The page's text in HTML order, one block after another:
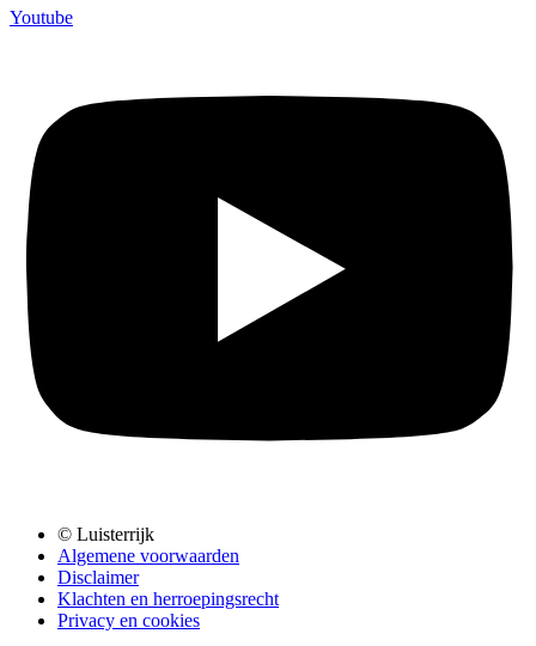
Youtube
© Luisterrijk
Algemene voorwaarden
Disclaimer
Klachten en herroepingsrecht
Privacy en cookies